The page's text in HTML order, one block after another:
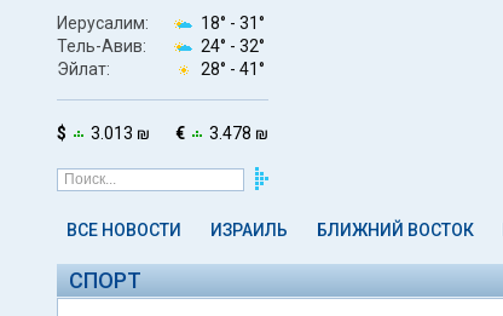
Иерусалим: 18° - 31°
Тель-Авив:
24° - 32°
Эйлат:
28° - 41°
$ 3.013 ₪ € 3.478 ₪
ВСЕ НОВОСТИ ИЗРАИЛЬ БЛИЖНИЙ ВОСТОК
СПОРТ